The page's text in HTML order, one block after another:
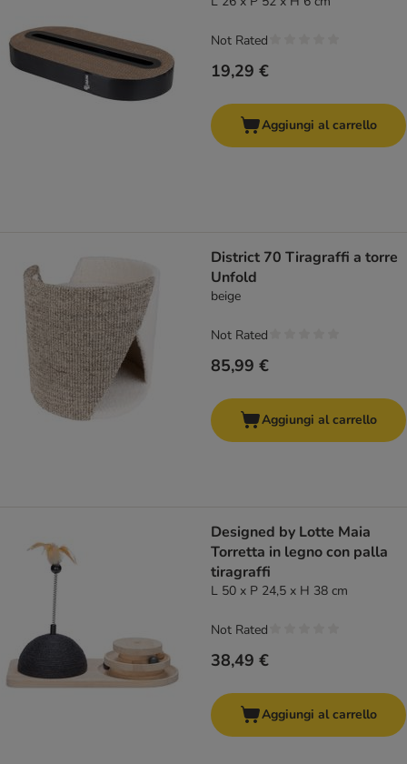
19,29 €
Not Rated
Aggiungi al carrello
District 70 Tiragraffi a torre
Unfold
beige
85,99 €
Not Rated
Aggiungi al carrello
Designed by Lotte Maia
Torretta in legno con palla
tiragraffi
L 50 x P 24,5 x H 38 cm
38,49 €
Not Rated
Aggiungi al carrello